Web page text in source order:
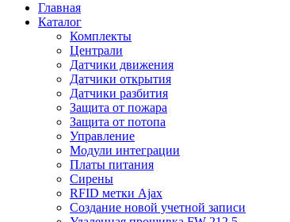
Главная
Каталог
Комплекты
Централи
Датчики движения
Датчики открытия
Датчики разбития
Защита от пожара
Защита от потопа
Управление
Модули интеграции
Платы питания
Сирены
RFID метки Ajax
Создание новой учетной записи